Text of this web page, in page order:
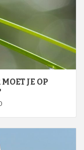
JE OP